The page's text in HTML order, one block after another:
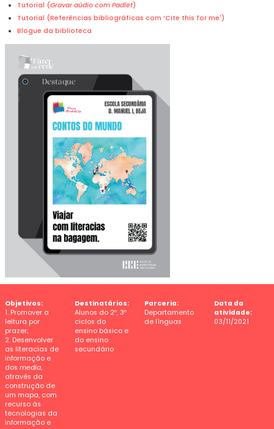
Tutorial (Gravar aúdio com Padlet)
Tutorial (Referências bibliográficas com ‘Cite this for me')
Blogue da biblioteca
Objetivos:
1. Promover a
leitura por
prazer;
2. Desenvolver
as literacias de
informação e
dosmedia,
através da
construção de
um mapa, com
recurso às
tecnologias da
informação e
Destinatários:
Alunos do 2º, 3º
ciclos do
ensino básico e
do ensino
secundário
Parceria:
Departamento
de línguas
Data da
atividade:
03/11/2021